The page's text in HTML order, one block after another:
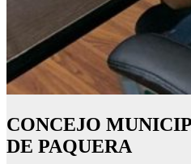
CONCEJO
DE PAQUERA